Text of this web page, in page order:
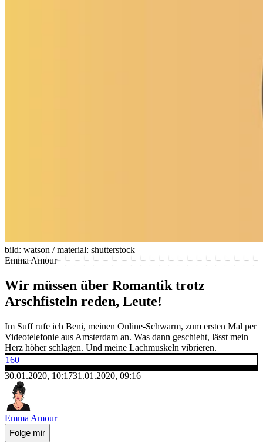
bild: watson / material: shutterstock
Emma Amour
Wir müssen über Romantik trotz
Arschfisteln reden, Leute!
Im Suff rufe ich Beni, meinen Online-Schwarm, zum ersten Mal per
Videotelefonie aus Amsterdam an. Was dann geschieht, lässt mein
Herz höher schlagen. Und meine Lachmuskeln vibrieren.
160
30.01.2020, 10:1731.01.2020, 09:16
Emma Amour
Folge mir